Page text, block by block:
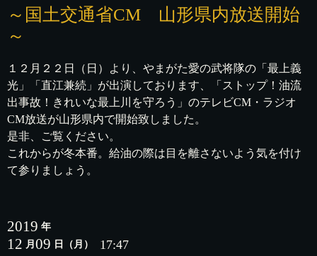
～国土交通省CM 山形県内放送開始
～
１２月２２日（日）より、やまがた愛の武将隊の「最上義
光」「直江兼続」が出演しております、「ストップ！油流
出事故！きれいな最上川を守ろう」のテレビCM・ラジオ
CM放送が山形県内で開始致しました。
是非、ご覧ください。
これからが冬本番。給油の際は目を離さないよう気を付け
て参りましょう。
2019 年
12 月 09 日 （月） 17:47